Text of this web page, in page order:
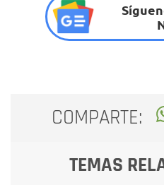
COMPARTE:
TEMAS